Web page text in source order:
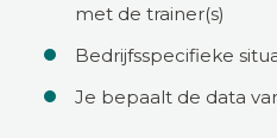
met de trainer(s)
Bedrijfsspecifieke
Je bepaalt de data